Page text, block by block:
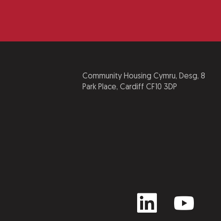
Community Housing Cymru, Desg, 8
Park Place, Cardiff CF10 3DP